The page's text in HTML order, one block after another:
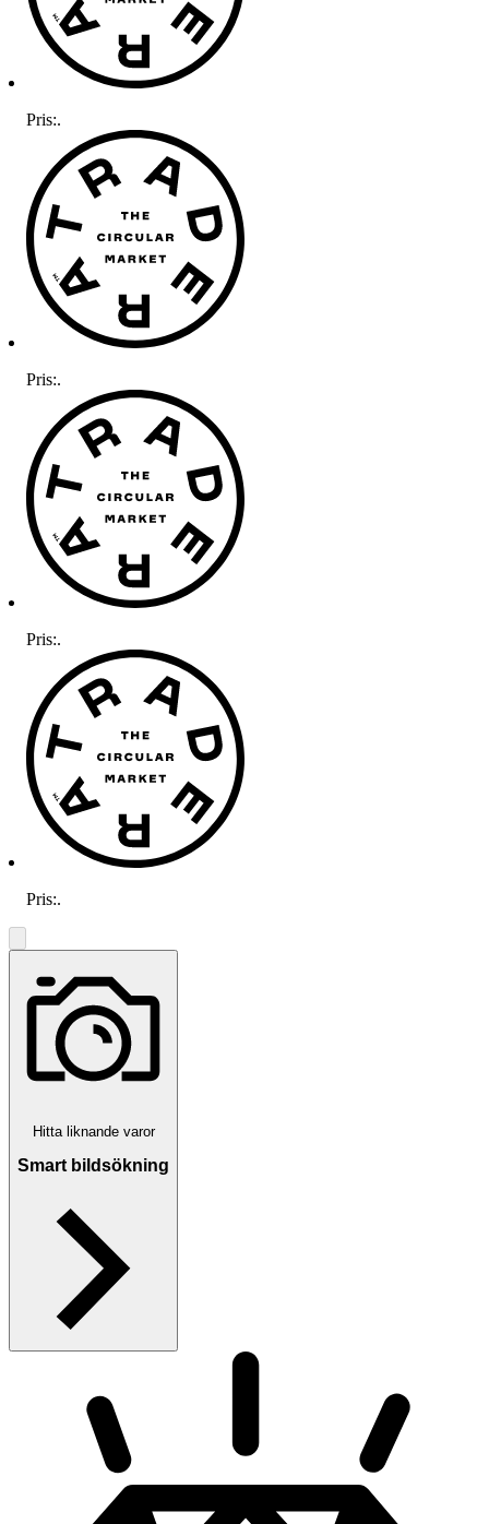
Pris:.
Pris:.
Pris:.
Pris:.
Hitta liknande varor
Smart bildsökning